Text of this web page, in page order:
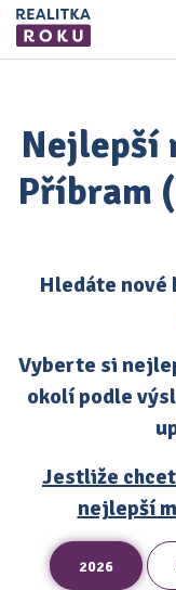
Nejlepší
Příbram
Hledáte nové
Vyberte si
okolí podle
Jestliže
nejlepší
2026